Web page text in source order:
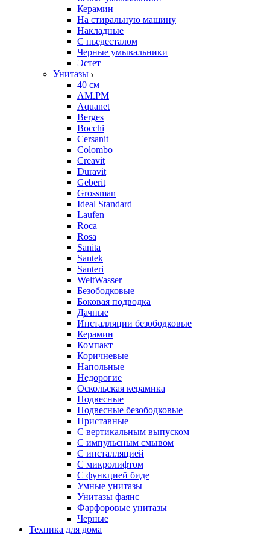
Керамин
На стиральную машину
Накладные
С пьедесталом
Черные умывальники
Эстет
Унитазы
40 см
AM.PM
Aquanet
Berges
Bocchi
Cersanit
Colombo
Creavit
Duravit
Geberit
Grossman
Ideal Standard
Laufen
Roca
Rosa
Sanita
Santek
Santeri
WeltWasser
Безободковые
Боковая подводка
Дачные
Инсталляции безободковые
Керамин
Компакт
Коричневые
Напольные
Недорогие
Оскольская керамика
Подвесные
Подвесные безободковые
Приставные
С вертикальным выпуском
С импульсным смывом
С инсталляцией
С микролифтом
С функцией биде
Умные унитазы
Унитазы фаянс
Фарфоровые унитазы
Черные
Техника для дома